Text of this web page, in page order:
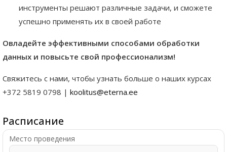
инструменты решают различные задачи, и сможете
успешно применять их в своей работе
Овладейте эффективными способами обработки
данных и повысьте свой профессионализм!
Свяжитесь с нами, чтобы узнать больше о наших курсах
+372 5819 0798 | koolitus@eterna.ee
Расписание
Место проведения